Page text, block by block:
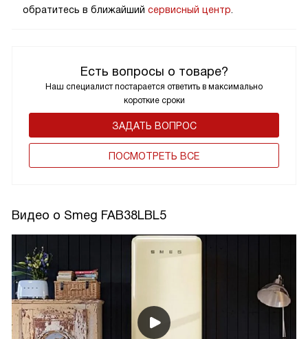
Есть вопросы о товаре?
Наш специалист постарается ответить в максимально
короткие сроки
ЗАДАТЬ ВОПРОС
ПОCМОТРЕТЬ ВСЕ
обратитесь в ближайший сервисный центр
Видео о Smeg FAB38LBL5